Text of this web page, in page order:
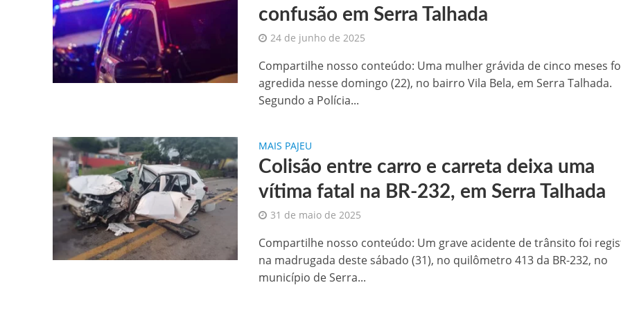
confusão em Serra Talhada
24 de junho de 2025
Compartilhe nosso conteúdo: Uma mulher grávida de cinco meses
agredida nesse domingo (22), no bairro Vila Bela, em Serra Talhada.
Segundo a Polícia...
MAIS PAJEU
Colisão entre carro e carreta deixa uma
vítima fatal na BR-232, em Serra Talhada
31 de maio de 2025
Compartilhe nosso conteúdo: Um grave acidente de trânsito foi
na madrugada deste sábado (31), no quilômetro 413 da BR-232, no
município de Serra...